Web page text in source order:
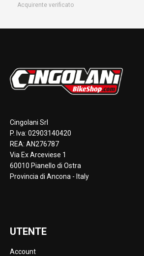
Acquirente verificato
Cingolani Srl
P. Iva: 02903140420
REA: AN276787
Via Ex Arceviese 1
60010 Pianello di Ostra
Provincia di Ancona - Italy
UTENTE
Account